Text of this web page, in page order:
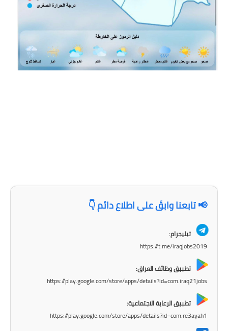
العامة
📢 تابعنا وابقَ على اطلاع دائم 👇
تيليجرام:
https://t.me/iraqjobs2019
تطبيق وظائف العراق:
https://play.google.com/store/apps/details?id=com.iraq21jobs
تطبيق الرعاية الاجتماعية:
https://play.google.com/store/apps/details?id=com.re3ayah1